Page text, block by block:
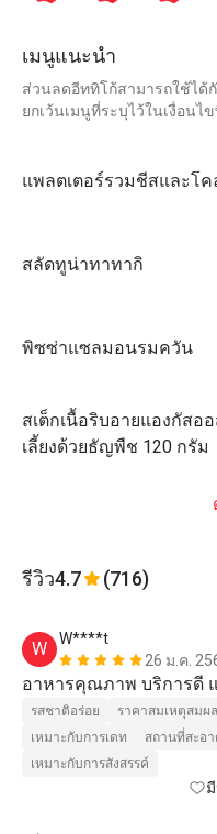
เมนูแนะนำ
ส่วนลดอีททิโก้สามารถใช้ได้
ยกเว้นเมนูที่ระบุไว้ในเงื่อนไ
แพลตเตอร์รวมชีสและโ
สลัดทูน่าทาทากิ
พิซซ่าแซลมอนรมควัน
สเต็กเนื้อริบอายแองกัสออ
เลี้ยงด้วยธัญพืช 120 กรัม
รีวิว4.7 (716)
W
W****t
26 ม.ค.
อาหารคุณภาพ บริการดี
รสชาติอร่อย ราคาสมเหตุสมผล
เหมาะกับการเดท
สถานที่สะอา
เหมาะกับการสังสรรค์